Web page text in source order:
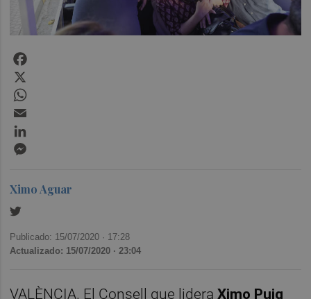
Ximo Aguar
Publicado: 15/07/2020 · 17:28
Actualizado: 15/07/2020 · 23:04
VALÈNCIA. El Consell que lidera Ximo Puig